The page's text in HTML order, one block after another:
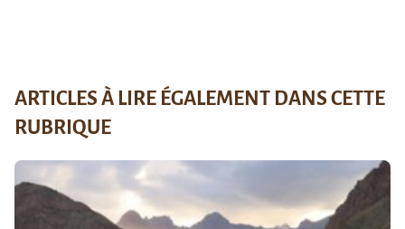
ARTICLES À LIRE ÉGALEMENT DANS CETTE
RUBRIQUE